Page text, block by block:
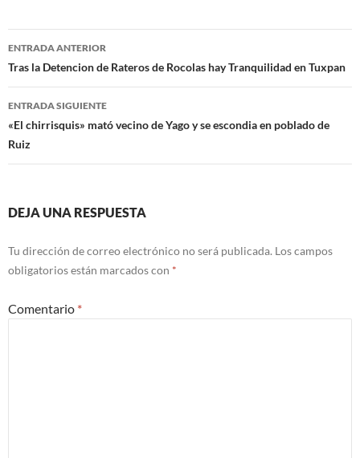
Navegación
de
entradas
ENTRADA ANTERIOR
Tras la Detencion de Rateros de Rocolas hay Tranquilidad en Tuxpan
ENTRADA SIGUIENTE
«El chirrisquis» mató vecino de Yago y se escondia en poblado de
Ruiz
DEJA UNA RESPUESTA
Tu dirección de correo electrónico no será publicada. Los campos
obligatorios están marcados con *
Comentario *